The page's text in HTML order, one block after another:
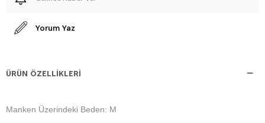
Yorum Yaz
ÜRÜN ÖZELLIKLERI
Manken Üzerindeki Beden: M